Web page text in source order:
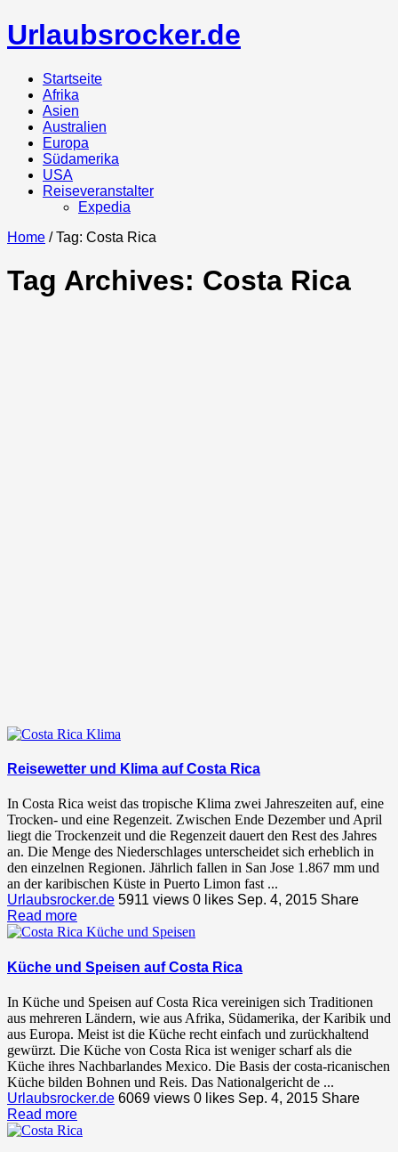
Urlaubsrocker.de
Startseite
Afrika
Asien
Australien
Europa
Südamerika
USA
Reiseveranstalter
Expedia
Home / Tag: Costa Rica
Tag Archives: Costa Rica
Reisewetter und Klima auf Costa Rica
In Costa Rica weist das tropische Klima zwei Jahreszeiten auf, eine
Trocken- und eine Regenzeit. Zwischen Ende Dezember und April
liegt die Trockenzeit und die Regenzeit dauert den Rest des Jahres
an. Die Menge des Niederschlages unterscheidet sich erheblich in
den einzelnen Regionen. Jährlich fallen in San Jose 1.867 mm und
an der karibischen Küste in Puerto Limon fast ...
Urlaubsrocker.de 5911 views 0 likes Sep. 4, 2015 Share
Read more
Küche und Speisen auf Costa Rica
In Küche und Speisen auf Costa Rica vereinigen sich Traditionen
aus mehreren Ländern, wie aus Afrika, Südamerika, der Karibik und
aus Europa. Meist ist die Küche recht einfach und zurückhaltend
gewürzt. Die Küche von Costa Rica ist weniger scharf als die
Küche ihres Nachbarlandes Mexico. Die Basis der costa-ricanischen
Küche bilden Bohnen und Reis. Das Nationalgericht de ...
Urlaubsrocker.de 6069 views 0 likes Sep. 4, 2015 Share
Read more